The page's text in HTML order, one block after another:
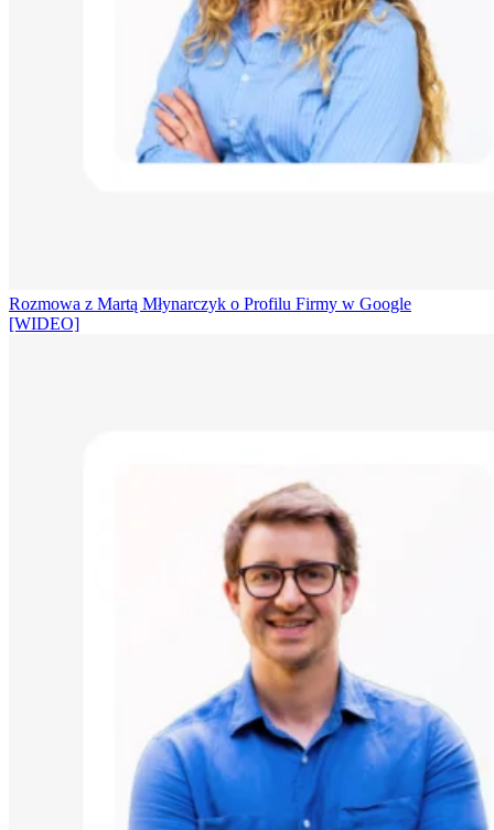
Rozmowa z Martą Młynarczyk o Profilu Firmy w Google
[WIDEO]